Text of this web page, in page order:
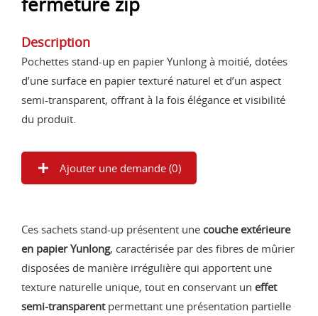
Description
Pochettes stand-up en papier Yunlong à moitié, dotées
d’une surface en papier texturé naturel et d’un aspect
semi-transparent, offrant à la fois élégance et visibilité
du produit.
Ajouter une demande (0)
Ces sachets stand-up présentent une couche extérieure
en papier Yunlong, caractérisée par des fibres de mûrier
disposées de manière irrégulière qui apportent une
texture naturelle unique, tout en conservant un effet
semi-transparentpermettant une présentation partielle